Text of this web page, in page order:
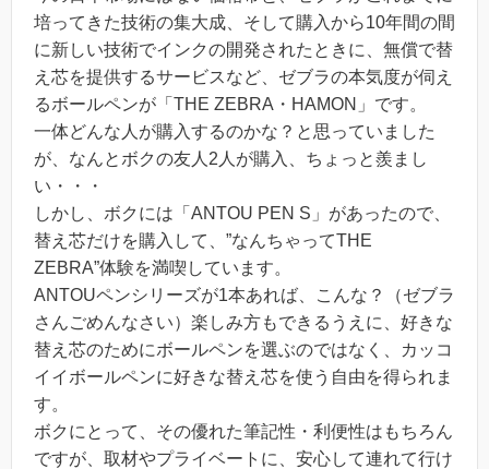
培ってきた技術の集大成、そして購入から10年間の間
に新しい技術でインクの開発されたときに、無償で替
え芯を提供するサービスなど、ゼブラの本気度が伺え
るボールペンが「THE ZEBRA・HAMON」です。
一体どんな人が購入するのかな？と思っていました
が、なんとボクの友人2人が購入、ちょっと羨まし
い・・・
しかし、ボクには「ANTOU PEN S」があったので、
替え芯だけを購入して、”なんちゃってTHE
ZEBRA”体験を満喫しています。
ANTOUペンシリーズが1本あれば、こんな？（ゼブラ
さんごめんなさい）楽しみ方もできるうえに、好きな
替え芯のためにボールペンを選ぶのではなく、カッコ
イイボールペンに好きな替え芯を使う自由を得られま
す。
ボクにとって、その優れた筆記性・利便性はもちろん
ですが、取材やプライベートに、安心して連れて行け